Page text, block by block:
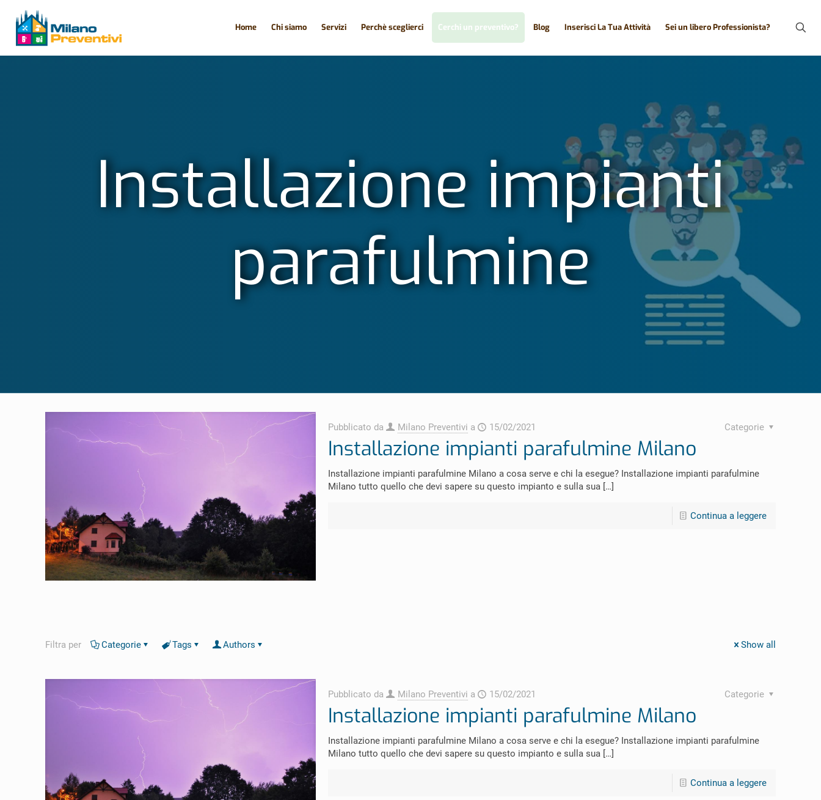
Home Chi siamo Servizi Perchè sceglierci Cerchi un preventivo? Blog Inserisci La Tua Attività Sei un libero Professionista?
Installazione impianti
parafulmine
Pubblicato da Milano Preventivi a 15/02/2021 Categorie
Installazione impianti parafulmine Milano
Installazione impianti parafulmine Milano a cosa serve e chi la esegue? Installazione impianti parafulmine
Milano tutto quello che devi sapere su questo impianto e sulla sua[…]
Continua a leggere
Filtra per Categorie Tags Authors Show all
Pubblicato da Milano Preventivi a 15/02/2021 Categorie
Installazione impianti parafulmine Milano
Installazione impianti parafulmine Milano a cosa serve e chi la esegue? Installazione impianti parafulmine
Milano tutto quello che devi sapere su questo impianto e sulla sua[…]
Continua a leggere